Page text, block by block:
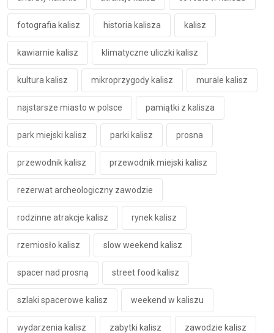
fotografia kalisz historia kalisza kalisz
kawiarnie kalisz klimatyczne uliczki kalisz
kultura kalisz mikroprzygody kalisz murale kalisz
najstarsze miasto w polsce pamiątki z kalisza
park miejski kalisz parki kalisz prosna
przewodnik kalisz przewodnik miejski kalisz
rezerwat archeologiczny zawodzie
rodzinne atrakcje kalisz rynek kalisz
rzemiosło kalisz slow weekend kalisz
spacer nad prosną street food kalisz
szlaki spacerowe kalisz weekend w kaliszu
wydarzenia kalisz zabytki kalisz zawodzie kalisz